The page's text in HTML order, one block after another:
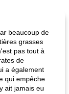
beaucoup de
grasses
pas tout à
de
a également
qui empêche
ait jamais eu